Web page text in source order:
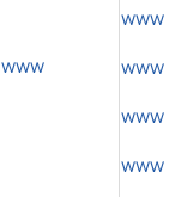
www
www
www
www
www